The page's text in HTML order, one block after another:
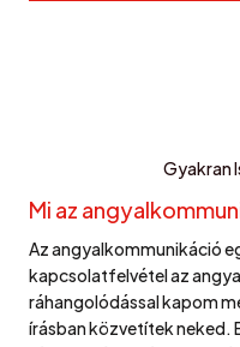
Gyakran
Mi az
Az angyalkommunikáció
kapcsolatfelvétel az
ráhangolódással kapom
írásban közvetítek neked.